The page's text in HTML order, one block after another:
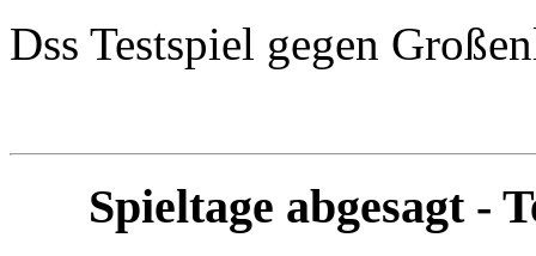
Dss Testspiel gegen
Spieltage abgesagt -